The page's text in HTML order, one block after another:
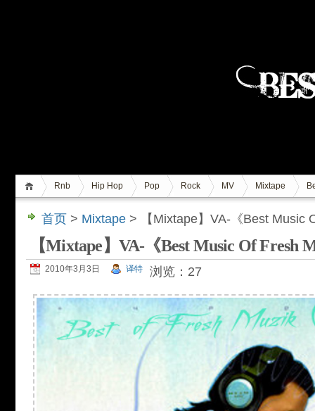
Rnb Hip Hop Pop Rock MV Mixtape
首页 > Mixtape > 【Mixtape】VA-《Best Music
【Mixtape】VA-《Best Music Of Fresh
2010年3月3日 译特 浏览：27